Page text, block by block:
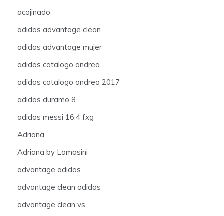
acojinado
adidas advantage clean
adidas advantage mujer
adidas catalogo andrea
adidas catalogo andrea 2017
adidas duramo 8
adidas messi 16.4 fxg
Adriana
Adriana by Lamasini
advantage adidas
advantage clean adidas
advantage clean vs